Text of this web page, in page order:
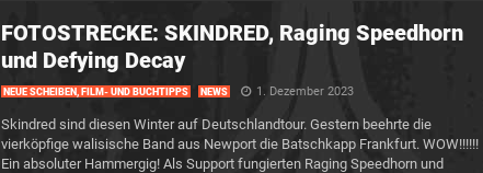
FOTOSTRECKE: SKINDRED, Raging Speedhorn
und Defying Decay
NEUE SCHEIBEN, FILM- UND BUCHTIPPS NEWS 1. Dezember 2023
Skindred sind diesen Winter auf Deutschlandtour. Gestern beehrte die
vierköpfige walisische Band aus Newport die Batschkapp Frankfurt. WOW!!!!!!
Ein absoluter Hammergig! Als Support fungierten Raging Speedhorn und